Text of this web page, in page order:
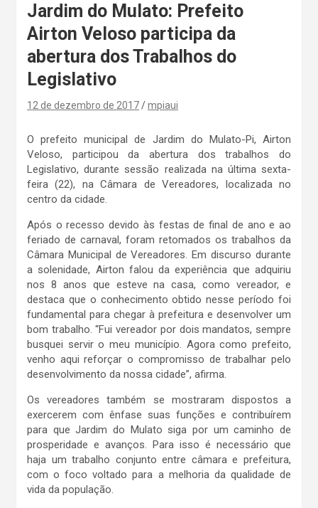
Jardim do Mulato: Prefeito
Airton Veloso participa da
abertura dos Trabalhos do
Legislativo
12 de dezembro de 2017 mpiaui
O prefeito municipal de Jardim do Mulato-Pi, Airton
Veloso, participou da abertura dos trabalhos do
Legislativo, durante sessão realizada na última sexta-
feira (22), na Câmara de Vereadores, localizada no
centro da cidade.
Após o recesso devido às festas de final de ano e ao
feriado de carnaval, foram retomados os trabalhos da
Câmara Municipal de Vereadores. Em discurso durante
a solenidade, Airton falou da experiência que adquiriu
nos 8 anos que esteve na casa, como vereador, e
destaca que o conhecimento obtido nesse período foi
fundamental para chegar à prefeitura e desenvolver um
bom trabalho. “Fui vereador por dois mandatos, sempre
busquei servir o meu município. Agora como prefeito,
venho aqui reforçar o compromisso de trabalhar pelo
desenvolvimento da nossa cidade”, afirma.
Os vereadores também se mostraram dispostos a
exercerem com ênfase suas funções e contribuírem
para que Jardim do Mulato siga por um caminho de
prosperidade e avanços. Para isso é necessário que
haja um trabalho conjunto entre câmara e prefeitura,
com o foco voltado para a melhoria da qualidade de
vida da população.